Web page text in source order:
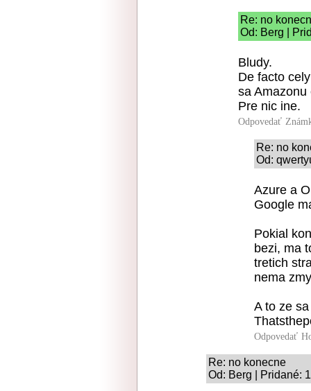
Re: no
Od: Berg |
Bludy.
De facto
sa
Pre nic ine.
Odpovedať
Re: no
Od:
Azure a
Google
Pokial
bezi, ma
tretich
nema
A to ze
Odpovedať
Re: no konecne
Od: Berg | Pridané: